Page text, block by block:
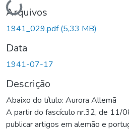
Arquivos
1941_029.pdf(5,33 MB)
Data
1941-07-17
Descrição
Abaixo do título: Aurora Allemã
A partir do fascículo nr.32, de 11/
publicar artigos em alemão e